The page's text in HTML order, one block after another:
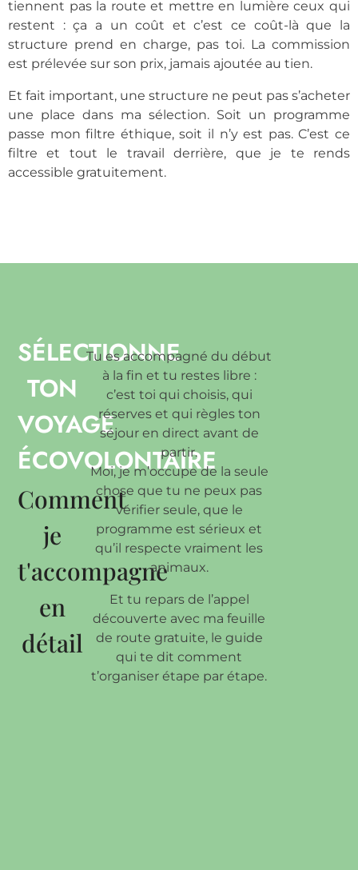
tiennent pas la route et mettre en lumière ceux qui
restent : ça a un coût et c’est ce coût-là que la
structure prend en charge, pas toi. La commission
est prélevée sur son prix, jamais ajoutée au tien.
Et fait important, une structure ne peut pas s’acheter
une place dans ma sélection. Soit un programme
passe mon filtre éthique, soit il n’y est pas. C’est ce
filtre et tout le travail derrière, que je te rends
accessible gratuitement.
SÉLECTIONNE
TON
VOYAGE
ÉCOVOLONTAIRE
Comment
je
t'accompagne
en
détail
Tu es accompagné du début
à la fin et tu restes libre :
c’est toi qui choisis, qui
réserves et qui règles ton
séjour en direct avant de
partir.
Moi, je m’occupe de la seule
chose que tu ne peux pas
vérifier seule, que le
programme est sérieux et
qu’il respecte vraiment les
animaux.
Et tu repars de l’appel
découverte avec ma feuille
de route gratuite, le guide
qui te dit comment
t’organiser étape par étape.